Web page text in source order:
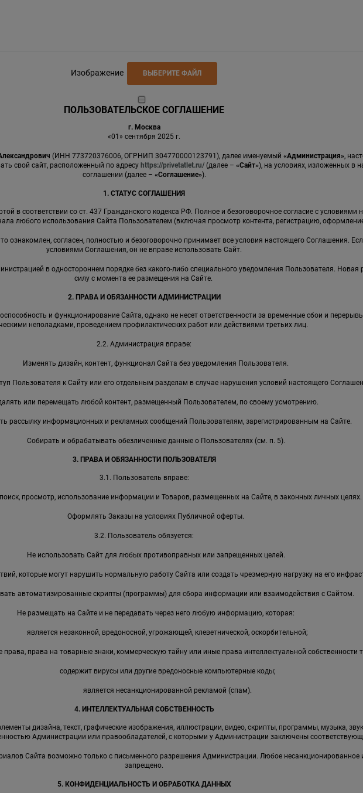
Изображение ВЫБЕРИТЕ ФАЙЛ
ПОЛЬЗОВАТЕЛЬСКОЕ СОГЛАШЕНИЕ
г. Москва
«01» сентября 2025 г.
(ИНН 773720376006, ОГРНИП 304770000123791), далее именуемый «Администрация»,
свой сайт, расположенный по адресу https://privetatlet.ru/(далее – «Сайт»), на условиях, изложенных в
соглашении (далее – «Соглашение»).
1. СТАТУС СОГЛАШЕНИЯ
в соответствии со ст. 437 Гражданского кодекса РФ. Полное и безоговорочное согласие с условиями
любого использования Сайта Пользователем (включая просмотр контента, регистрацию,
ознакомлен, согласен, полностью и безоговорочно принимает все условия настоящего Соглашения.
условиями Соглашения, он не вправе использовать Сайт.
в одностороннем порядке без какого-либо специального уведомления Пользователя. Новая
силу с момента ее размещения на Сайте.
2. ПРАВА И ОБЯЗАННОСТИ АДМИНИСТРАЦИИ
и функционирование Сайта, однако не несет ответственности за временные сбои и
неполадками, проведением профилактических работ или действиями третьих лиц.
2.2. Администрация вправе:
Изменять дизайн, контент, функционал Сайта без уведомления Пользователя.
Пользователя к Сайту или его отдельным разделам в случае нарушения условий настоящего
или перемещать любой контент, размещенный Пользователем, по своему усмотрению.
рассылку информационных и рекламных сообщений Пользователям, зарегистрированным на Сайте.
Собирать и обрабатывать обезличенные данные о Пользователях (см. п. 5).
3. ПРАВА И ОБЯЗАННОСТИ ПОЛЬЗОВАТЕЛЯ
3.1. Пользователь вправе:
просмотр, использование информации и Товаров, размещенных на Сайте, в законных личных целях.
Оформлять Заказы на условиях Публичной оферты.
3.2. Пользователь обязуется:
Не использовать Сайт для любых противоправных или запрещенных целей.
которые могут нарушить нормальную работу Сайта или создать чрезмерную нагрузку на его
автоматизированные скрипты (программы) для сбора информации или взаимодействия с Сайтом.
Не размещать на Сайте и не передавать через него любую информацию, которая:
является незаконной, вредоносной, угрожающей, клеветнической, оскорбительной;
права, права на товарные знаки, коммерческую тайну или иные права интеллектуальной собственности
содержит вирусы или другие вредоносные компьютерные коды;
является несанкционированной рекламой (спам).
4. ИНТЕЛЛЕКТУАЛЬНАЯ СОБСТВЕННОСТЬ
дизайна, текст, графические изображения, иллюстрации, видео, скрипты, программы, музыка,
Администрации или правообладателей, с которыми у Администрации заключены
Сайта возможно только с письменного разрешения Администрации. Любое несанкционированное
запрещено.
5. КОНФИДЕНЦИАЛЬНОСТЬ И ОБРАБОТКА ДАННЫХ